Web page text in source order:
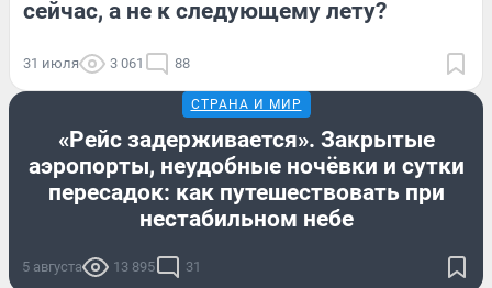
сейчас, а не к следующему лету?
31 июля 3 061 88
СТРАНА И МИР
«Рейс задерживается». Закрытые
аэропорты, неудобные ночёвки и сутки
пересадок: как путешествовать при
нестабильном небе
5 августа 13 895 31